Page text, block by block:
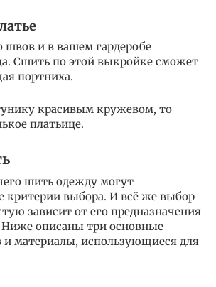
швов и в вашем гардеробе
Сшить по этой выкройке сможет
портниха.
красивым кружевом, то
платьице.
шить одежду могут
выбора. И всё же выбор
зависит от его предназначения
Ниже описаны три основные
и материалы, использующиеся для